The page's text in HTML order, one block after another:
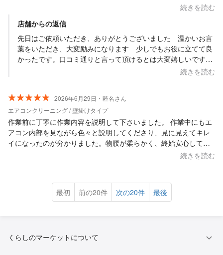
続きを読む
店舗からの返信
先日はご依頼いただき、ありがとうございました 温かいお言
葉をいただき、大変励みになります 少しでもお役に立てて良
かったです。口コミ通りと言って頂けるとは大変嬉しいです
またの機会には是非お呼び下さい お待ちしています続きを読む
2026年6月29日・匿名さん
エアコンクリーニング / 壁掛けタイプ
作業前に丁寧に作業内容を説明して下さいました。 作業中にもエ
アコン内部を見ながら色々と説明してくださり、見に見えてキレ
イになったのが分かりました。物腰が柔らかく、終始安心してお
続きを読む
最初 前の20件 次の20件 最後
くらしのマーケットについて